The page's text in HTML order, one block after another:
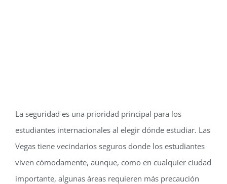
La seguridad es una prioridad principal para los
estudiantes internacionales al elegir dónde estudiar. Las
Vegas tiene vecindarios seguros donde los estudiantes
viven cómodamente, aunque, como en cualquier ciudad
importante, algunas áreas requieren más precaución